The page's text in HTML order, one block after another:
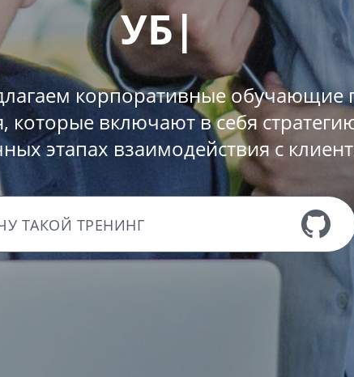
ИСКУССТВО
корпоративные
включают в себя
этапах взаимодействия с
ТАКОЙ ТРЕНИНГ